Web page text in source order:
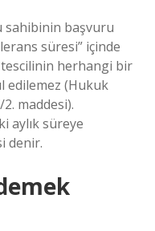
sahibinin başvuru
süresi” içinde
tescilinin herhangi bir
edilemez (Hukuk
maddesi).
aylık süreye
denir.